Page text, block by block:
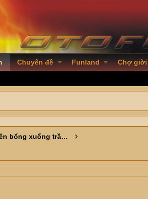
Chuyên đề Funland Chợ giời
Tổng hợp về ca khúc lên bổng xuống trầm của giá Vàng.